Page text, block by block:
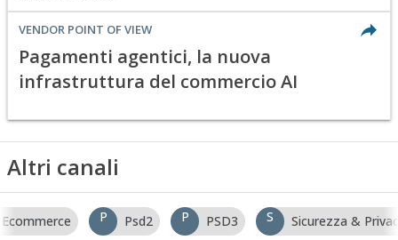
VENDOR POINT OF VIEW
Pagamenti agentici, la nuova
infrastruttura del commercio AI
Altri canali
Ecommerce P Psd2 P PSD3 S Sicurezza &